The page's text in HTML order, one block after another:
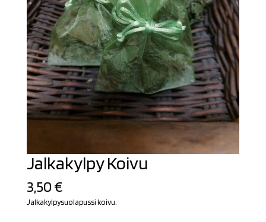
Jalkakylpy Koivu
3,50€
Jalkakylpysuolapussi koivu.